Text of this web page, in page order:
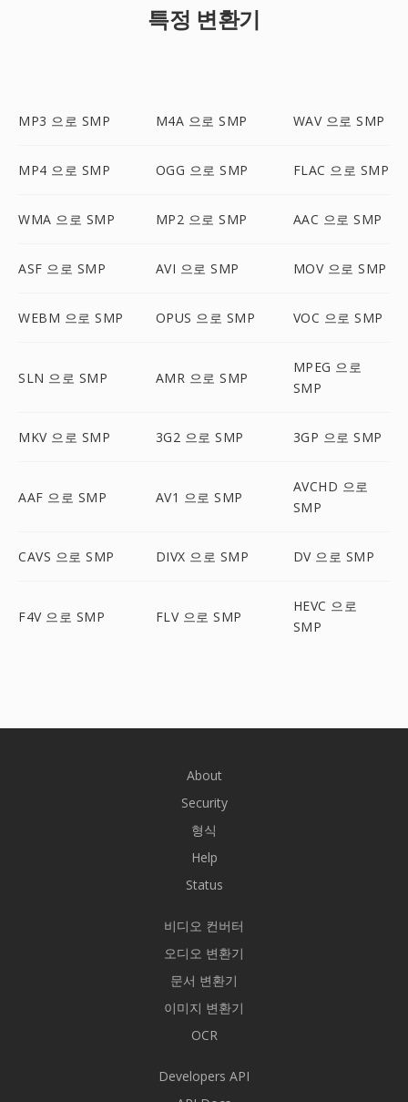
특정 변환기
MP3 으로 SMP M4A 으로 SMP WAV 으로 SMP
MP4 으로 SMP OGG 으로 SMP FLAC 으로 SMP
WMA 으로 SMP MP2 으로 SMP AAC 으로 SMP
ASF 으로 SMP AVI 으로 SMP MOV 으로 SMP
WEBM 으로 SMP OPUS 으로 SMP VOC 으로 SMP
SLN 으로 SMP AMR 으로 SMP
MPEG 으로
SMP
MKV 으로 SMP 3G2 으로 SMP 3GP 으로 SMP
AAF 으로 SMP AV1 으로 SMP
AVCHD 으로
SMP
CAVS 으로 SMP DIVX 으로 SMP DV 으로 SMP
F4V 으로 SMP FLV 으로 SMP
HEVC 으로
SMP
About
Security
형식
Help
Status
비디오 컨버터
오디오 변환기
문서 변환기
이미지 변환기
OCR
Developers API